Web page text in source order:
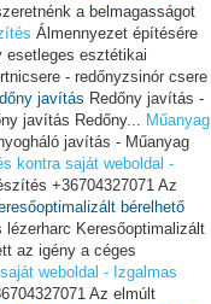
a belmagasságot
Álmennyezet építésére
esetleges esztétikai
- redőnyzsinór csere
javítás Redőny javítás -
javítás Redőny... Műanyag
javítás - Műanyag
kontra saját weboldal -
+36704327071 Az
bérelhető
lézerharc Keresőoptimalizált
az igény a céges
weboldal - Izgalmas
Az elmúlt